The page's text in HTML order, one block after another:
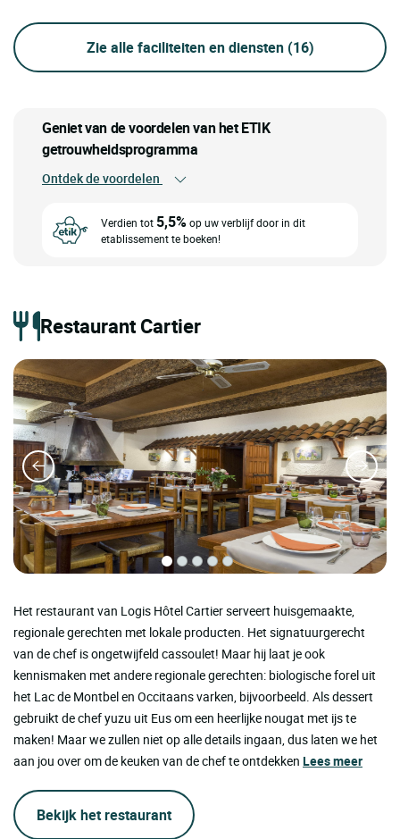
Zie alle faciliteiten en diensten (16)
Geniet van de voordelen van het ETIK
getrouwheidsprogramma
Ontdek de voordelen
Verdien tot 5,5%op uw verblijf door in dit
etablissement te boeken!
Restaurant Cartier
Het restaurant van Logis Hôtel Cartier serveert huisgemaakte,
regionale gerechten met lokale producten. Het signatuurgerecht
van de chef is ongetwijfeld cassoulet! Maar hij laat je ook
kennismaken met andere regionale gerechten: biologische forel uit
het Lac de Montbel en Occitaans varken, bijvoorbeeld. Als dessert
gebruikt de chef yuzu uit Eus om een heerlijke nougat met ijs te
maken! Maar we zullen niet op alle details ingaan, dus laten we het
aan jou over om de keuken van de chef te ontdekken Lees meer
Bekijk het restaurant